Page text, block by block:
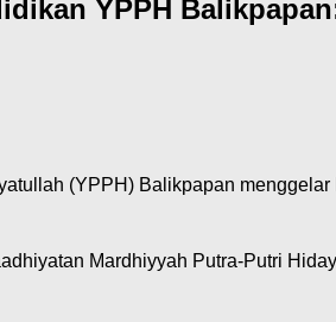
YPPH
(YPPH) Balikpapan
Mardhiyyah Putra-Putri